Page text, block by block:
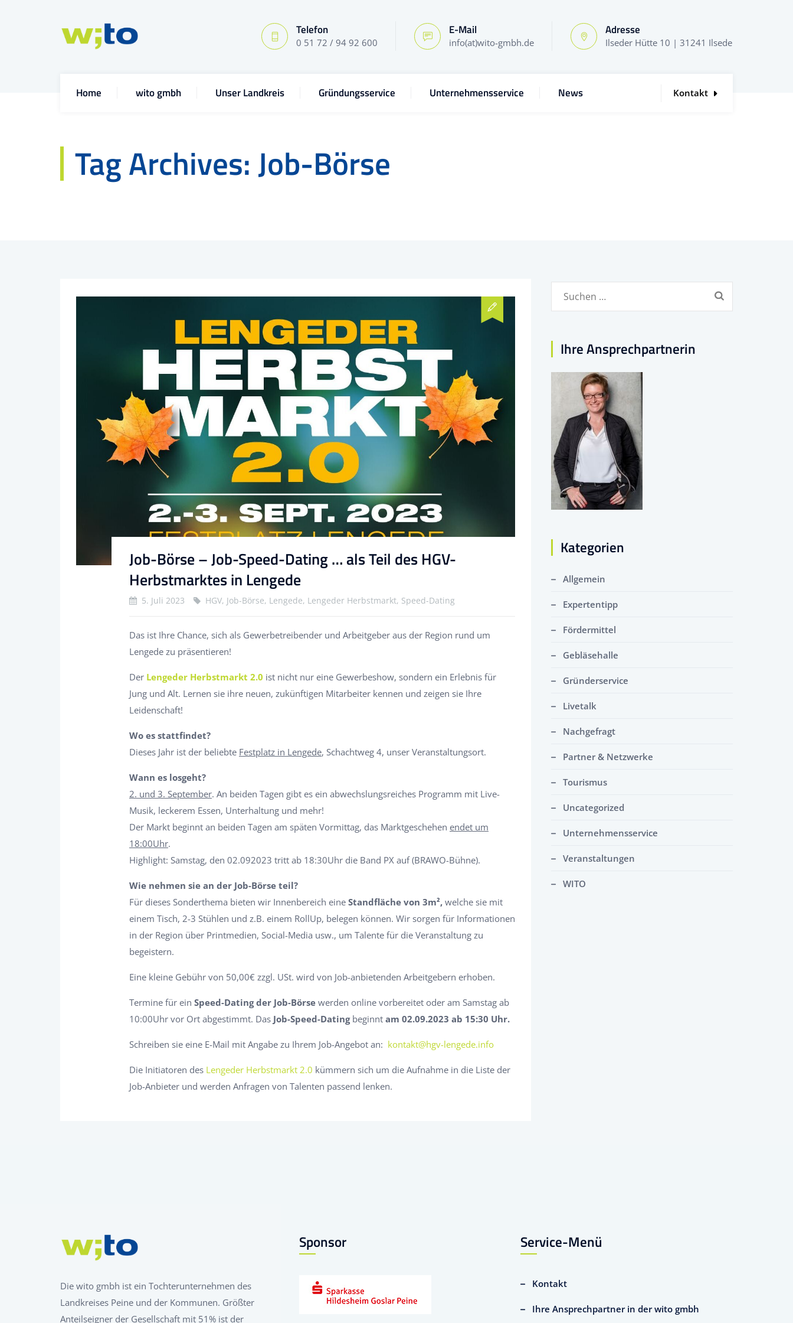
Telefon
0 51 72 / 94 92 600
E-Mail
info(at)wito-gmbh.de
Adresse
Ilseder Hütte 10 | 31241 Ilsede
Home wito gmbh Unser Landkreis Gründungsservice Unternehmensservice News Kontakt
Tag Archives:Job-Börse
Job-Börse – Job-Speed-Dating … als Teil des HGV-
Herbstmarktes in Lengede
5. Juli 2023 HGV, Job-Börse, Lengede, Lengeder Herbstmarkt, Speed-Dating
Das ist Ihre Chance, sich als Gewerbetreibender und Arbeitgeber aus der Region rund um
Lengede zu präsentieren!
Der Lengeder Herbstmarkt 2.0 ist nicht nur eine Gewerbeshow, sondern ein Erlebnis für
Jung und Alt. Lernen sie ihre neuen, zukünftigen Mitarbeiter kennen und zeigen sie Ihre
Leidenschaft!
Wo es stattfindet?
Dieses Jahr ist der beliebte Festplatz in Lengede, Schachtweg 4, unser Veranstaltungsort.
Wann es losgeht?
2. und 3. September. An beiden Tagen gibt es ein abwechslungsreiches Programm mit Live-
Musik, leckerem Essen, Unterhaltung und mehr!
Der Markt beginnt an beiden Tagen am späten Vormittag, das Marktgeschehen endet um
18:00Uhr.
Highlight: Samstag, den 02.092023 tritt ab 18:30Uhr die Band PX auf (BRAWO-Bühne).
Wie nehmen sie an der Job-Börse teil?
Für dieses Sonderthema bieten wir Innenbereich eine Standfläche von 3m², welche sie mit
einem Tisch, 2-3 Stühlen und z.B. einem RollUp, belegen können. Wir sorgen für Informationen
in der Region über Printmedien, Social-Media usw., um Talente für die Veranstaltung zu
begeistern.
Eine kleine Gebühr von 50,00€ zzgl. USt. wird von Job-anbietenden Arbeitgebern erhoben.
Termine für ein Speed-Dating der Job-Börse werden online vorbereitet oder am Samstag ab
10:00Uhr vor Ort abgestimmt. Das Job-Speed-Datingbeginnt am 02.09.2023 ab 15:30 Uhr.
Schreiben sie eine E-Mail mit Angabe zu Ihrem Job-Angebot an: kontakt@hgv-lengede.info
Die Initiatoren des Lengeder Herbstmarkt 2.0 kümmern sich um die Aufnahme in die Liste der
Job-Anbieter und werden Anfragen von Talenten passend lenken.
Suchen
Ihre Ansprechpartnerin
Kategorien
Allgemein
Expertentipp
Fördermittel
Gebläsehalle
Gründerservice
Livetalk
Nachgefragt
Partner & Netzwerke
Tourismus
Uncategorized
Unternehmensservice
Veranstaltungen
WITO
Die wito gmbh ist ein Tochterunternehmen des
Landkreises Peine und der Kommunen. Größter
Anteilseigner der Gesellschaft mit 51% ist der
Sponsor Service-Menü
Kontakt
Ihre Ansprechpartner in der wito gmbh